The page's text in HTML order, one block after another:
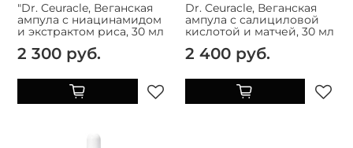
"Dr. Ceuracle, Веганская
ампула с ниацинамидом
и экстрактом риса, 30 мл
2 300 руб.
Dr. Ceuracle, Веганская
ампула с салициловой
кислотой и матчей, 30 мл
2 400 руб.